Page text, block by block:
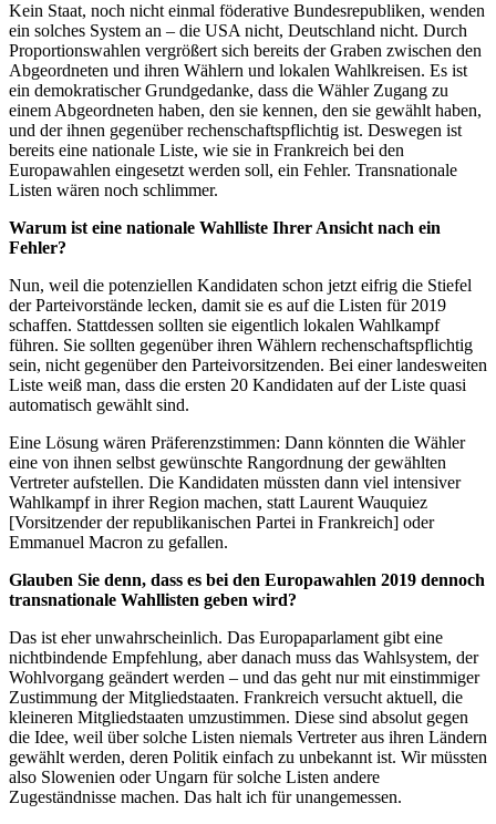
Kein Staat, noch nicht einmal föderative Bundesrepubliken, wenden
ein solches System an – die USA nicht, Deutschland nicht. Durch
Proportionswahlen vergrößert sich bereits der Graben zwischen den
Abgeordneten und ihren Wählern und lokalen Wahlkreisen. Es ist
ein demokratischer Grundgedanke, dass die Wähler Zugang zu
einem Abgeordneten haben, den sie kennen, den sie gewählt haben,
und der ihnen gegenüber rechenschaftspflichtig ist. Deswegen ist
bereits eine nationale Liste, wie sie in Frankreich bei den
Europawahlen eingesetzt werden soll, ein Fehler. Transnationale
Listen wären noch schlimmer.
Warum ist eine nationale Wahlliste Ihrer Ansicht nach ein
Fehler?
Nun, weil die potenziellen Kandidaten schon jetzt eifrig die Stiefel
der Parteivorstände lecken, damit sie es auf die Listen für 2019
schaffen. Stattdessen sollten sie eigentlich lokalen Wahlkampf
führen. Sie sollten gegenüber ihren Wählern rechenschaftspflichtig
sein, nicht gegenüber den Parteivorsitzenden. Bei einer landesweiten
Liste weiß man, dass die ersten 20 Kandidaten auf der Liste quasi
automatisch gewählt sind.
Eine Lösung wären Präferenzstimmen: Dann könnten die Wähler
eine von ihnen selbst gewünschte Rangordnung der gewählten
Vertreter aufstellen. Die Kandidaten müssten dann viel intensiver
Wahlkampf in ihrer Region machen, statt Laurent Wauquiez
[Vorsitzender der republikanischen Partei in Frankreich] oder
Emmanuel Macron zu gefallen.
Glauben Sie denn, dass es bei den Europawahlen 2019 dennoch
transnationale Wahllisten geben wird?
Das ist eher unwahrscheinlich. Das Europaparlament gibt eine
nichtbindende Empfehlung, aber danach muss das Wahlsystem, der
Wohlvorgang geändert werden – und das geht nur mit einstimmiger
Zustimmung der Mitgliedstaaten. Frankreich versucht aktuell, die
kleineren Mitgliedstaaten umzustimmen. Diese sind absolut gegen
die Idee, weil über solche Listen niemals Vertreter aus ihren Ländern
gewählt werden, deren Politik einfach zu unbekannt ist. Wir müssten
also Slowenien oder Ungarn für solche Listen andere
Zugeständnisse machen. Das halt ich für unangemessen.